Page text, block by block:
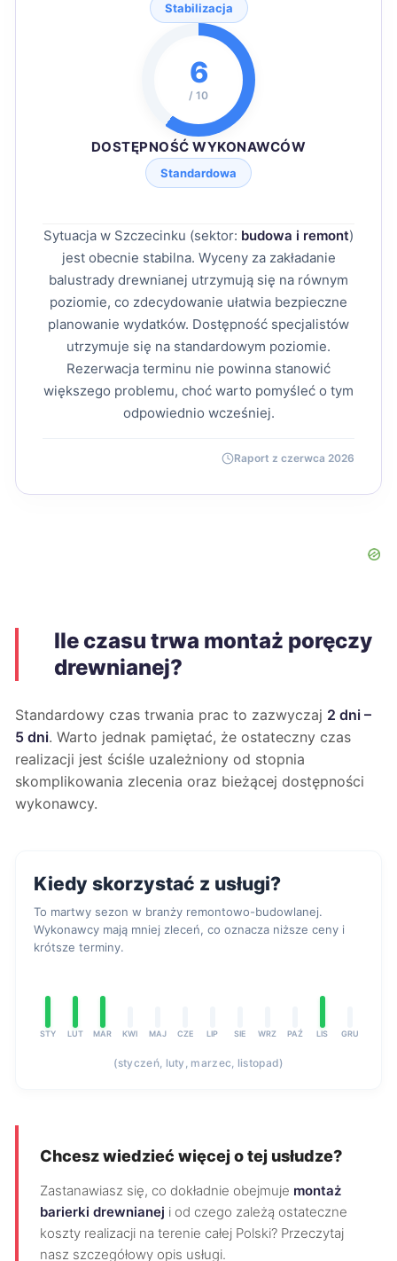
Stabilizacja
6
/ 10
DOSTĘPNOŚĆ WYKONAWCÓW
Standardowa
Sytuacja w Szczecinku (sektor: budowa i remont)
jest obecnie stabilna. Wyceny za zakładanie
balustrady drewnianej utrzymują się na równym
poziomie, co zdecydowanie ułatwia bezpieczne
planowanie wydatków. Dostępność specjalistów
utrzymuje się na standardowym poziomie.
Rezerwacja terminu nie powinna stanowić
większego problemu, choć warto pomyśleć o tym
odpowiednio wcześniej.
Raport z czerwca 2026
Ile czasu trwa montaż poręczy
drewnianej?
Standardowy czas trwania prac to zazwyczaj 2 dni –
5 dni. Warto jednak pamiętać, że ostateczny czas
realizacji jest ściśle uzależniony od stopnia
skomplikowania zlecenia oraz bieżącej dostępności
wykonawcy.
Kiedy skorzystać z usługi?
To martwy sezon w branży remontowo-budowlanej.
Wykonawcy mają mniej zleceń, co oznacza niższe ceny i
krótsze terminy.
STY LUT MAR KWI MAJ CZE LIP SIE WRZ PAŹ LIS GRU
(styczeń, luty, marzec, listopad)
Chcesz wiedzieć więcej o tej usłudze?
Zastanawiasz się, co dokładnie obejmuje montaż
barierki drewnianej i od czego zależą ostateczne
koszty realizacji na terenie całej Polski? Przeczytaj
nasz szczegółowy opis usługi.